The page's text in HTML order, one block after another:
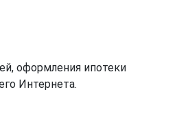
оформления ипотеки
Интернета.